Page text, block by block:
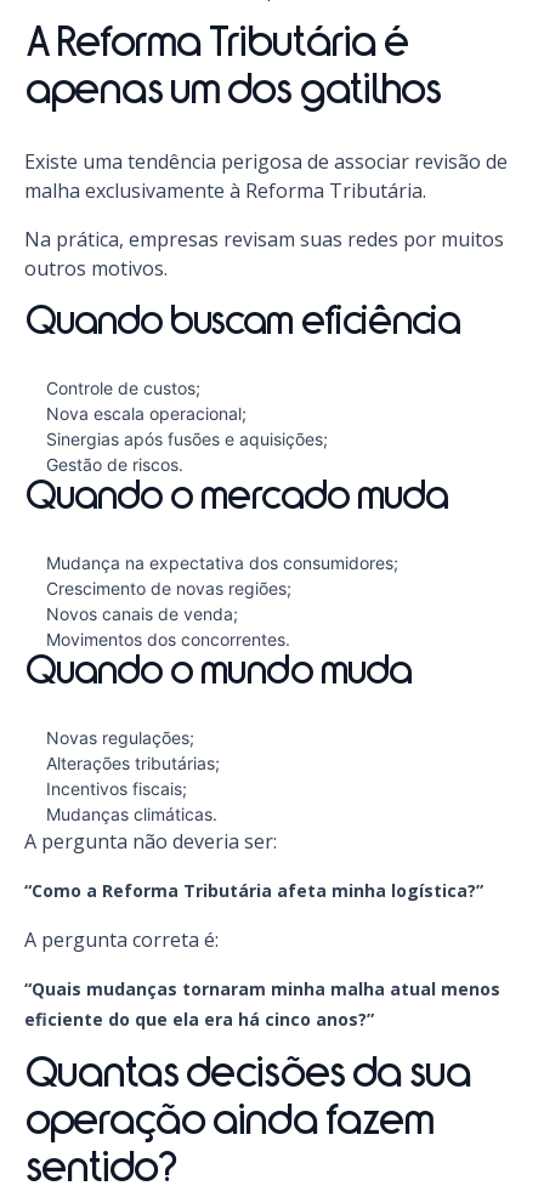
A Reforma Tributária é
apenas um dos gatilhos
Existe uma tendência perigosa de associar revisão de
malha exclusivamente à Reforma Tributária.
Na prática, empresas revisam suas redes por muitos
outros motivos.
Quando buscam eficiência
Controle de custos;
Nova escala operacional;
Sinergias após fusões e aquisições;
Gestão de riscos.
Quando o mercado muda
Mudança na expectativa dos consumidores;
Crescimento de novas regiões;
Novos canais de venda;
Movimentos dos concorrentes.
Quando o mundo muda
Novas regulações;
Alterações tributárias;
Incentivos fiscais;
Mudanças climáticas.
A pergunta não deveria ser:
“Como a Reforma Tributária afeta minha logística?”
A pergunta correta é:
“Quais mudanças tornaram minha malha atual menos
eficiente do que ela era há cinco anos?”
Quantas decisões da sua
operação ainda fazem
sentido?